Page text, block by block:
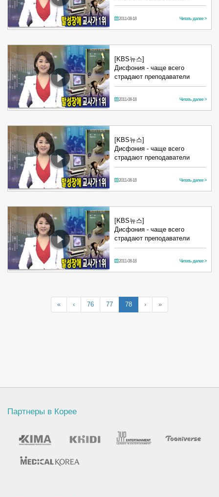
2011-08-18 Читать далее >
[KBS뉴스]
Дисфония - чаще всего
страдают преподаватели
2011-08-18 Читать далее >
[KBS뉴스]
Дисфония - чаще всего
страдают преподаватели
2011-08-18 Читать далее >
[KBS뉴스]
Дисфония - чаще всего
страдают преподаватели
2011-08-18 Читать далее >
« ‹ 76 77 78 › »
Партнеры в Корее